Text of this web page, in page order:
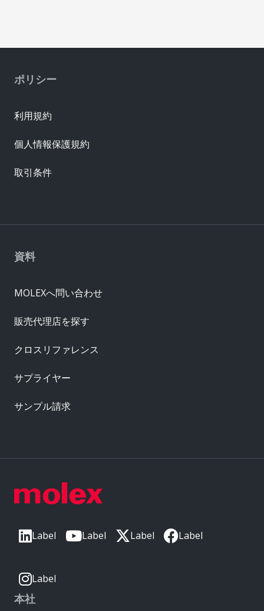
Label Label Label Label
Label
本社
資料
MOLEXへ問い合わせ
販売代理店を探す
クロスリファレンス
サプライヤー
サンプル請求
ポリシー
利用規約
個人情報保護規約
取引条件